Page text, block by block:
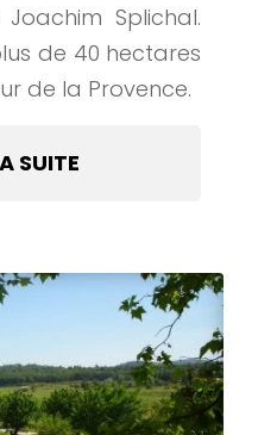
Splichal.
de 40 hectares
de la Provence.
SUITE